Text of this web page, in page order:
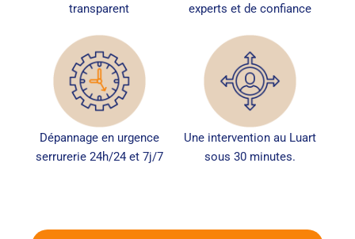
transparent
experts et de confiance
Dépannage en urgence
serrurerie 24h/24 et 7j/7
Une intervention au Luart
sous 30 minutes.